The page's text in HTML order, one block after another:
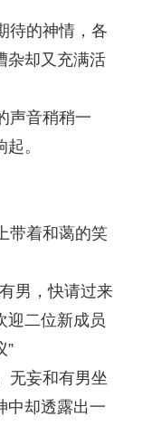
待的神情，各
杂却又充满活
声音稍稍一
。
带着和蔼的笑
男，快请过来
迎二位新成员
”
无妄和有男坐
中却透露出一